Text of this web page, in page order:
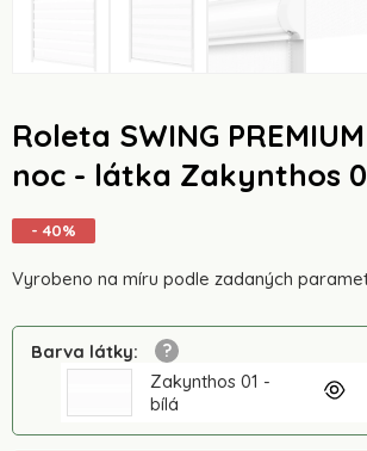
Roleta SWING
noc - látka Zakynthos
- 40%
Vyrobeno na míru podle zadaných
Barva látky:
Zakynthos 01 -
bílá